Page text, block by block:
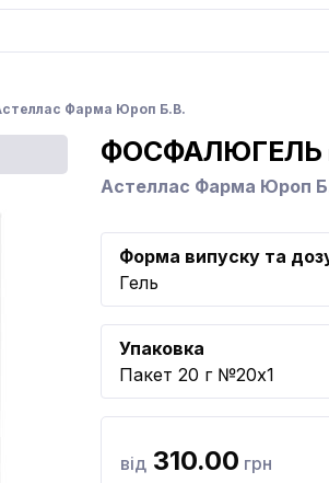
Фарма Юроп Б.В.
ФОСФАЛЮГЕЛЬ
Астеллас Фарма Юроп
Форма випуску та
Гель
Упаковка
Пакет 20 г №20x1
від 310.00 грн